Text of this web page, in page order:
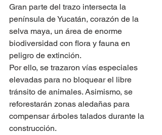
Gran parte del trazo intersecta la
península de Yucatán, corazón de la
selva maya, un área de enorme
biodiversidad con flora y fauna en
peligro de extinción.
Por ello, se trazaron vías especiales
elevadas para no bloquear el libre
tránsito de animales. Asimismo, se
reforestarán zonas aledañas para
compensar árboles talados durante la
construcción.